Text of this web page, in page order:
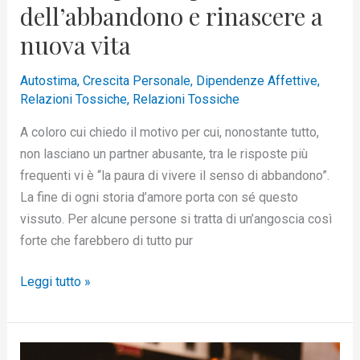
dell’abbandono e rinascere a
nuova vita
Autostima, Crescita Personale, Dipendenze Affettive,
Relazioni Tossiche, Relazioni Tossiche
A coloro cui chiedo il motivo per cui, nonostante tutto,
non lasciano un partner abusante, tra le risposte più
frequenti vi è “la paura di vivere il senso di abbandono”.
La fine di ogni storia d’amore porta con sé questo
vissuto. Per alcune persone si tratta di un’angoscia così
forte che farebbero di tutto pur
Leggi tutto »